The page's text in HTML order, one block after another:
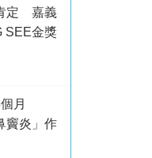
定 嘉義
SEE金獎
個月
竇炎」作